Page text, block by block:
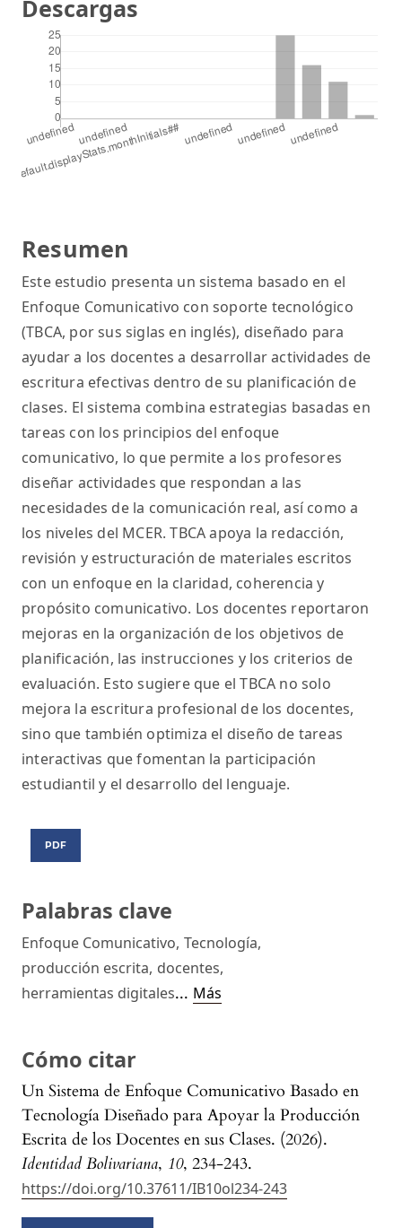
Palabras clave
Enfoque Comunicativo, Tecnología,
producción escrita, docentes,
herramientas digitales... Más
Cómo citar
Un Sistema de Enfoque Comunicativo Basado en
Tecnología Diseñado para Apoyar la Producción
Escrita de los Docentes en sus Clases. (2026).
Identidad Bolivariana, 10, 234-243.
https://doi.org/10.37611/IB10ol234-243
Resumen
Este estudio presenta un sistema basado en el
Enfoque Comunicativo con soporte tecnológico
(TBCA, por sus siglas en inglés), diseñado para
ayudar a los docentes a desarrollar actividades de
escritura efectivas dentro de su planificación de
clases. El sistema combina estrategias basadas en
tareas con los principios del enfoque
comunicativo, lo que permite a los profesores
diseñar actividades que respondan a las
necesidades de la comunicación real, así como a
los niveles del MCER. TBCA apoya la redacción,
revisión y estructuración de materiales escritos
con un enfoque en la claridad, coherencia y
propósito comunicativo. Los docentes reportaron
mejoras en la organización de los objetivos de
planificación, las instrucciones y los criterios de
evaluación. Esto sugiere que el TBCA no solo
mejora la escritura profesional de los docentes,
sino que también optimiza el diseño de tareas
interactivas que fomentan la participación
estudiantil y el desarrollo del lenguaje.
PDF
Descargas